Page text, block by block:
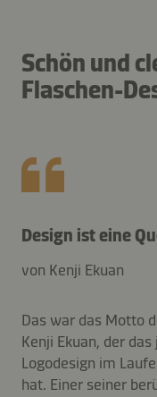
Schön und
Flaschen-
Design ist eine
von Kenji Ekuan
Das war das Motto
Kenji Ekuan, der
Logodesign im
hat. Einer seiner